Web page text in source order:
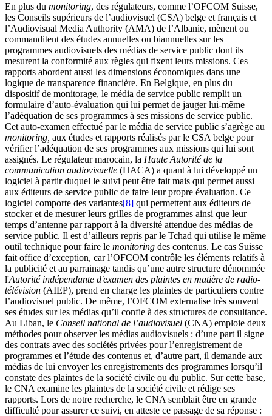
En plus du monitoring, des régulateurs, comme l’OFCOM Suisse,
les Conseils supérieurs de l’audiovisuel (CSA) belge et français et
l’Audiovisual Media Authority (AMA) de l’Albanie, mènent ou
commanditent des études annuelles ou biannuelles sur les
programmes audiovisuels des médias de service public dont ils
mesurent la conformité aux règles qui fixent leurs missions. Ces
rapports abordent aussi les dimensions économiques dans une
logique de transparence financière. En Belgique, en plus du
dispositif de monitorage, le média de service public remplit un
formulaire d’auto-évaluation qui lui permet de jauger lui-même
l’adéquation de ses programmes à ses missions de service public.
Cet auto-examen effectué par le média de service public s’agrège au
monitoring, aux études et rapports réalisés par le CSA belge pour
vérifier l’adéquation de ses programmes aux missions qui lui sont
assignés. Le régulateur marocain, la Haute Autorité de la
communication audiovisuelle (HACA) a quant à lui développé un
logiciel à partir duquel le suivi peut être fait mais qui permet aussi
aux éditeurs de service public de faire leur propre évaluation. Ce
logiciel comporte des variantes[8] qui permettent aux éditeurs de
stocker et de mesurer leurs grilles de programmes ainsi que leur
temps d’antenne par rapport à la diversité attendue des médias de
service public. Il est d’ailleurs repris par le Tchad qui utilise le même
outil technique pour faire le monitoring des contenus. Le cas Suisse
fait office d’exception, car l’OFCOM contrôle les éléments relatifs à
la publicité et au parrainage tandis qu’une autre structure dénommée
l'Autorité indépendante d'examen des plaintes en matière de radio-
télévision (AIEP), prend en charge les plaintes de particuliers contre
l’audiovisuel public. De même, l’OFCOM externalise très souvent
ses études sur les médias qu’il confie à des structures de consultance.
Au Liban, le Conseil national de l’audiovisuel (CNA) emploie deux
méthodes pour observer les médias audiovisuels : d’une part il signe
des contrats avec des sociétés privées pour l’enregistrement de
programmes et l’étude des contenus et, d’autre part, il demande aux
médias de lui envoyer les enregistrements des programmes lorsqu’il
constate des plaintes de la société civile ou du public. Sur cette base,
le CNA examine les plaintes de la société civile et rédige ses
rapports. Lors de notre recherche, le CNA semblait être en grande
difficulté pour assurer ce suivi, en atteste ce passage de sa réponse :